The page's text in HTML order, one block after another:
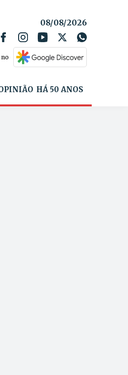
08/08/2026
HÁ 50 ANOS